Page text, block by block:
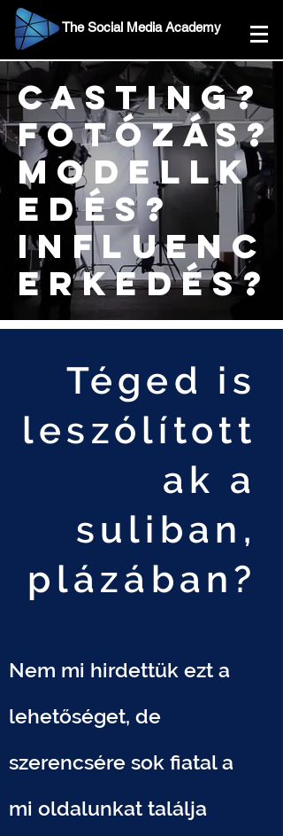
The Social Media Academy
casting?
fotózás?
modellk
edés?
influenc
erkedés?
Téged is
leszólított
ak a
suliban,
plázában?
Nem mi hirdettük ezt a
lehetőséget, de
szerencsére sok fiatal a
mi oldalunkat találja